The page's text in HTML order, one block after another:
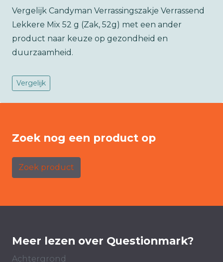
Vergelijk Candyman Verrassingszakje Verrassend
Lekkere Mix 52 g (Zak, 52g) met een ander
product naar keuze op gezondheid en
duurzaamheid.
Vergelijk
Zoek nog een product op
Zoek product
Meer lezen over Questionmark?
Achtergrond